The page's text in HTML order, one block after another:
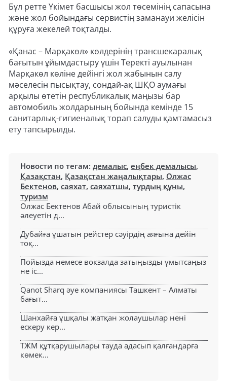
Бұл ретте Үкімет басшысы жол төсемінің сапасына
және жол бойындағы сервистің заманауи желісін
құруға жекелей тоқталды.
«Қанас – Марқакөл» көлдерінің трансшекаралық
бағытын ұйымдастыру үшін Теректі ауылынан
Марқакөл көліне дейінгі жол жабынын салу
мәселесін пысықтау, сондай-ақ ШҚО аумағы
арқылы өтетін республикалық маңызы бар
автомобиль жолдарының бойында кемінде 15
санитарлық-гигиеналық торап салуды қамтамасыз
ету тапсырылды.
Новости по тегам: демалыс, еңбек демалысы,
Қазақстан, Қазақстан жаңалықтары, Олжас
Бектенов, саяхат, саяхатшы, турдың құны,
туризм
Олжас Бектенов Абай облысының туристік
әлеуетін д...
Дубайға ұшатын рейстер сәуірдің аяғына дейін
тоқ...
Пойызда немесе вокзалда затыңызды ұмытсаңыз
не іс...
Qanot Sharq әуе компаниясы Ташкент – Алматы
бағыт...
Шанхайға ұшқалы жатқан жолаушылар нені
ескеру кер...
ТЖМ құтқарушылары тауда адасып қалғандарға
көмек...